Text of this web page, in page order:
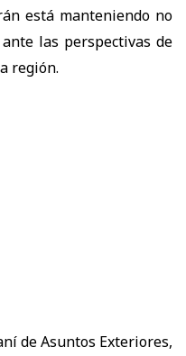
está manteniendo no
las perspectivas de
región.
de Asuntos Exteriores,